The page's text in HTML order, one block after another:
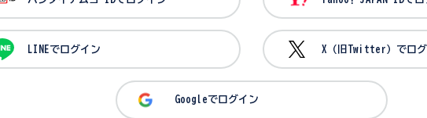
LINEでログイン X（旧Twitter）でロ
Googleでログイン